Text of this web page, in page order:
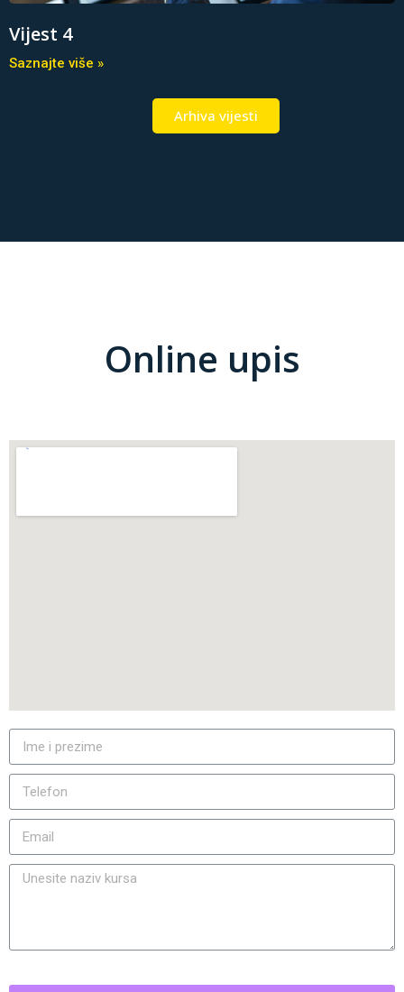
Vijest 4
Saznajte više »
Arhiva vijesti
Online upis